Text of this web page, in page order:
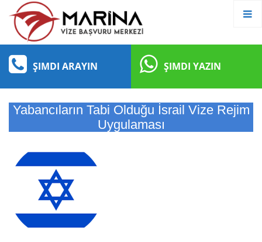
ŞIMDI ARAYIN ŞIMDI YAZIN
Yabancıların Tabi Olduğu İsrail Vize Rejim
Uygulaması